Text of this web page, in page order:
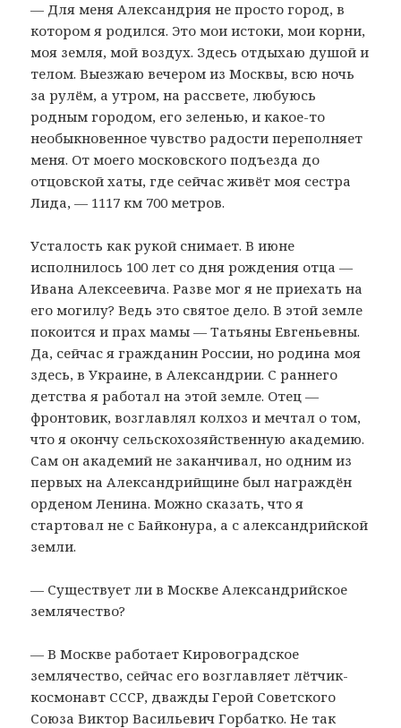
— Для меня Александрия не просто город, в
котором я родился. Это мои истоки, мои корни,
моя земля, мой воздух. Здесь отдыхаю душой и
телом. Выезжаю вечером из Москвы, всю ночь
за рулём, а утром, на рассвете, любуюсь
родным городом, его зеленью, и какое-то
необыкновенное чувство радости переполняет
меня. От моего московского подъезда до
отцовской хаты, где сейчас живёт моя сестра
Лида, — 1117 км 700 метров.
Усталость как рукой снимает. В июне
исполнилось 100 лет со дня рождения отца —
Ивана Алексеевича. Разве мог я не приехать на
его могилу? Ведь это святое дело. В этой земле
покоится и прах мамы — Татьяны Евгеньевны.
Да, сейчас я гражданин России, но родина моя
здесь, в Украине, в Александрии. С раннего
детства я работал на этой земле. Отец —
фронтовик, возглавлял колхоз и мечтал о том,
что я окончу сельскохозяйственную академию.
Сам он академий не заканчивал, но одним из
первых на Александрийщине был награждён
орденом Ленина. Можно сказать, что я
стартовал не с Байконура, а с александрийской
земли.
— Существует ли в Москве Александрийское
землячество?
— В Москве работает Кировоградское
землячество, сейчас его возглавляет лётчик-
космонавт СССР, дважды Герой Советского
Союза Виктор Васильевич Горбатко. Не так